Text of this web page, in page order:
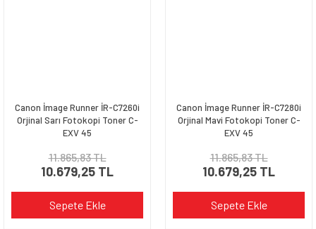
Canon İmage Runner İR-C7260i
Orjinal Sarı Fotokopi Toner C-
EXV 45
11.865,83 TL
10.679,25 TL
Sepete Ekle
Canon İmage Runner İR-C7280i
Orjinal Mavi Fotokopi Toner C-
EXV 45
11.865,83 TL
10.679,25 TL
Sepete Ekle